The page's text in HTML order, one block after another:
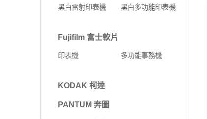
黑白雷射印表機 黑白多功能印表機
Fujifilm 富士軟片
印表機 多功能事務機
KODAK 柯達
PANTUM 奔圖